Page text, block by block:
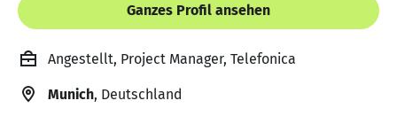
Ganzes Profil ansehen
Angestellt, Project Manager, Telefonica
Munich, Deutschland